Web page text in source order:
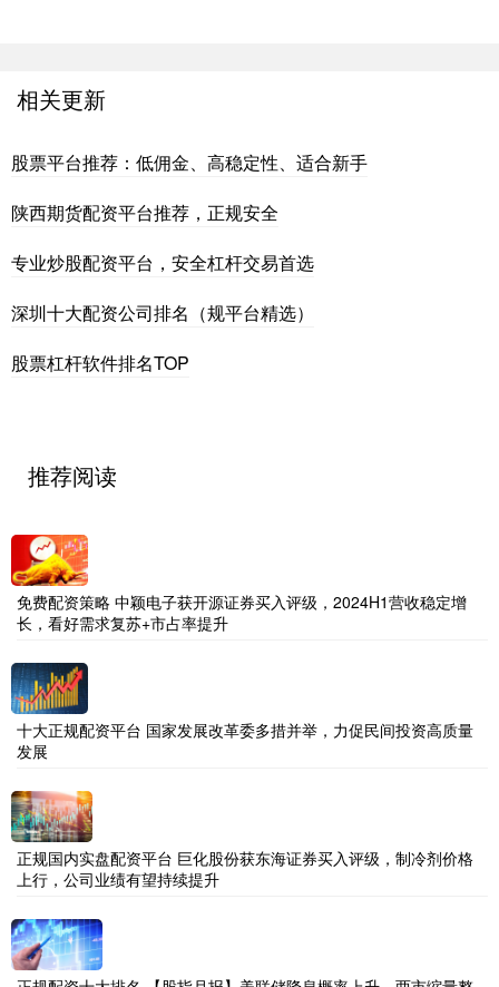
相关更新
股票平台推荐：低佣金、高稳定性、适合新手
陕西期货配资平台推荐，正规安全
专业炒股配资平台，安全杠杆交易首选
深圳十大配资公司排名（规平台精选）
股票杠杆软件排名TOP
推荐阅读
免费配资策略 中颖电子获开源证券买入评级，2024H1营收稳定增
长，看好需求复苏+市占率提升
十大正规配资平台 国家发展改革委多措并举，力促民间投资高质量
发展
正规国内实盘配资平台 巨化股份获东海证券买入评级，制冷剂价格
上行，公司业绩有望持续提升